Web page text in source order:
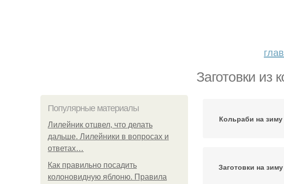
Заготовки из
Популярные материалы
Лилейник отцвел, что делать
дальше. Лилейники в вопросах и
ответах…
Как правильно посадить
колоновидную яблоню. Правила
Кольраби на зиму
Заготовки на зиму